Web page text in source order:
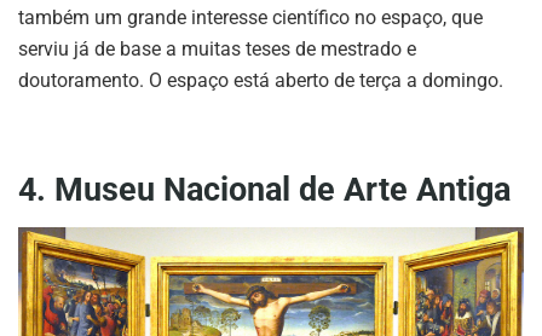
também um grande interesse científico no espaço, que
serviu já de base a muitas teses de mestrado e
doutoramento. O espaço está aberto de terça a domingo.
4. Museu Nacional de Arte Antiga